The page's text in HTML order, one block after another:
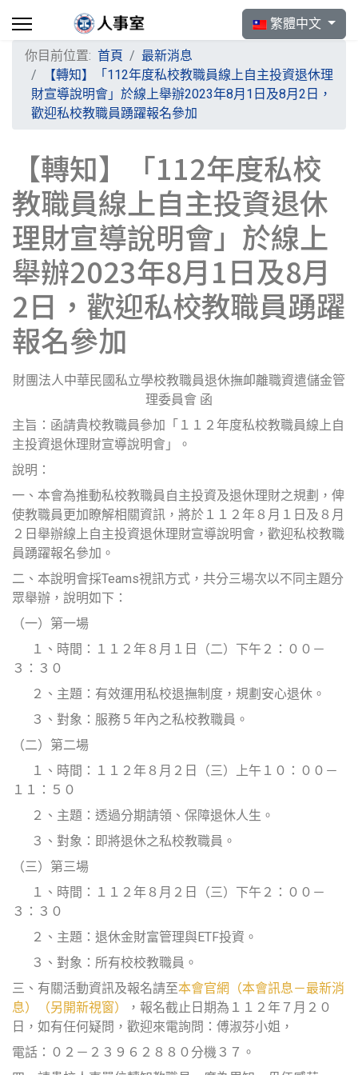
選擇你的語言
繁體中文
你目前位置: 首頁
最新消息
【轉知】「112年度私校教職員線上自主投資退休理
財宣導說明會」於線上舉辦2023年8月1日及8月2日，
歡迎私校教職員踴躍報名參加
【轉知】「112年度私校
教職員線上自主投資退休
理財宣導說明會」於線上
舉辦2023年8月1日及8月
2日，歡迎私校教職員踴躍
報名參加
財團法人中華民國私立學校教職員退休撫卹離職資遣儲金管
理委員會 函
主旨：函請貴校教職員參加「１１２年度私校教職員線上自
主投資退休理財宣導說明會」。
說明：
一、本會為推動私校教職員自主投資及退休理財之規劃，俾
使教職員更加瞭解相關資訊，將於１１２年８月１日及８月
２日舉辦線上自主投資退休理財宣導說明會，歡迎私校教職
員踴躍報名參加。
二、本說明會採Teams視訊方式，共分三場次以不同主題分
眾舉辦，說明如下：
（一）第一場
１、時間：１１２年８月１日（二）下午２：００－
３：３０
２、主題：有效運用私校退撫制度，規劃安心退休。
３、對象：服務５年內之私校教職員。
（二）第二場
１、時間：１１２年８月２日（三）上午１０：００－
１１：５０
２、主題：透過分期請領、保障退休人生。
３、對象：即將退休之私校教職員。
（三）第三場
１、時間：１１２年８月２日（三）下午２：００－
３：３０
２、主題：退休金財富管理與ETF投資。
３、對象：所有校校教職員。
三、有關活動資訊及報名請至本會官網（本會訊息－最新消
息）（另開新視窗）
，報名截止日期為１１２年７月２０
日，如有任何疑問，歡迎來電詢問：傅淑芬小姐，
電話：０２－２３９６２８８０分機３７。